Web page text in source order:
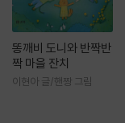
똥깨비 도니와 반짝반
짝 마을 잔치
이현아 글/핸짱 그림